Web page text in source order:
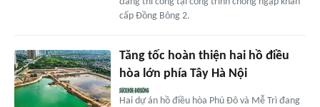
cấp Đồng Bông 2.
Tăng tốc hoàn thiện hai hồ điều
hòa lớn phía Tây Hà Nội
Hai dự án hồ điều hòa Phú Đô và Mễ Trì đang